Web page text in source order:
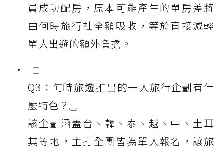
員成功配房，原本可能產生的單房差將
由何時旅行社全額吸收，等於直接減輕
單人出遊的額外負擔。
Q3：何時旅遊推出的一人旅行企劃有什
麼特色？
該企劃涵蓋台、韓、泰、越、中、土耳
其等地，主打全團皆為單人報名，讓旅